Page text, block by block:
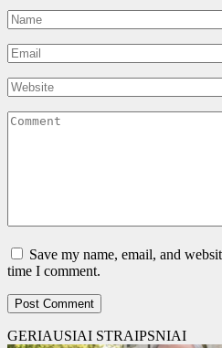
Name
*
Email
*
Website
Comment
Save my name, email, and
time I comment.
GERIAUSIAI STRAIPSNIAI